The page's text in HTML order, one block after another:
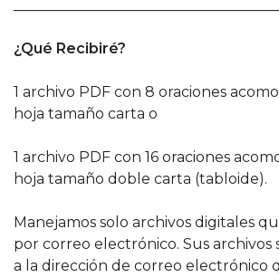
¿Qué Recibiré?
1 archivo PDF con 8 oraciones
hoja tamaño carta o
1 archivo PDF con 16 oraciones
hoja tamaño doble carta (tabloide).
Manejamos solo archivos digitales
por correo electrónico. Sus archivos
a la dirección de correo electrónico